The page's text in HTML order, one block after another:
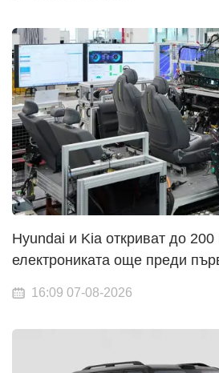
Hyundai и Kia откриват до
електрониката още преди
16:09 07-08-2026